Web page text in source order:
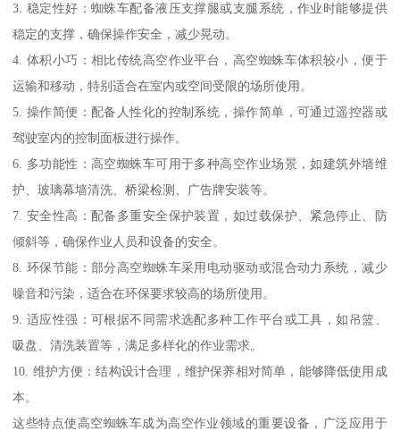
3. 稳定性好：蜘蛛车配备液压支撑腿或支腿系统，作业时能够提供
稳定的支撑，确保操作安全，减少晃动。
4. 体积小巧：相比传统高空作业平台，高空蜘蛛车体积较小，便于
运输和移动，特别适合在室内或空间受限的场所使用。
5. 操作简便：配备人性化的控制系统，操作简单，可通过遥控器或
驾驶室内的控制面板进行操作。
6. 多功能性：高空蜘蛛车可用于多种高空作业场景，如建筑外墙维
护、玻璃幕墙清洗、桥梁检测、广告牌安装等。
7. 安全性高：配备多重安全保护装置，如过载保护、紧急停止、防
倾斜等，确保作业人员和设备的安全。
8. 环保节能：部分高空蜘蛛车采用电动驱动或混合动力系统，减少
噪音和污染，适合在环保要求较高的场所使用。
9. 适应性强：可根据不同需求选配多种工作平台或工具，如吊篮、
吸盘、清洗装置等，满足多样化的作业需求。
10. 维护方便：结构设计合理，维护保养相对简单，能够降低使用成
本。
这些特点使高空蜘蛛车成为高空作业领域的重要设备，广泛应用于